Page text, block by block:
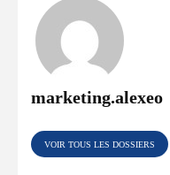
marketing.alexeo
VOIR TOUS LES DOSSIERS